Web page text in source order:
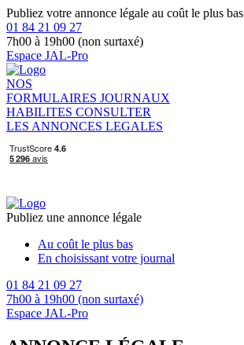
Publiez votre annonce légale au coût le plus bas
01 84 21 09 27
7h00 à 19h00 (non surtaxé)
Espace JAL-Pro
NOS
FORMULAIRES JOURNAUX
HABILITES CONSULTER
LES ANNONCES LEGALES
Publiez une annonce légale
Au coût le plus bas
En choisissant votre journal
01 84 21 09 27
7h00 à 19h00 (non surtaxé)
Espace JAL-Pro